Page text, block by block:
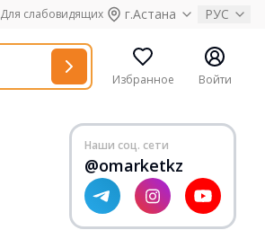
Для слабовидящих г.Астана РУС
Избранное Войти
Наши соц. сети
@omarketkz